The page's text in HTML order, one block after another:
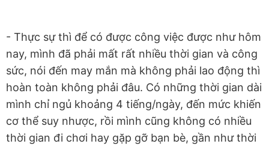
- Thực sự thì để có được công việc được như hôm
nay, mình đã phải mất rất nhiều thời gian và công
sức, nói đến may mắn mà không phải lao động thì
hoàn toàn không phải đâu. Có những thời gian dài
mình chỉ ngủ khoảng 4 tiếng/ngày, đến mức khiến
cơ thể suy nhược, rồi mình cũng không có nhiều
thời gian đi chơi hay gặp gỡ bạn bè, gần như thời